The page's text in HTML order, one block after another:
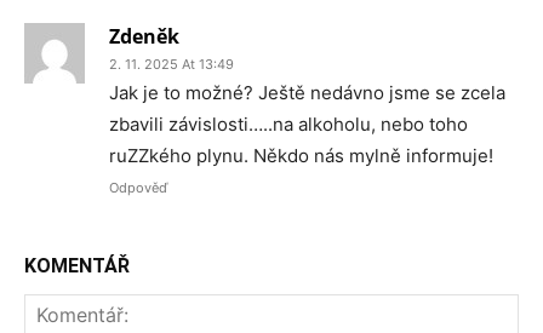
Zdeněk
2. 11. 2025 At 13:49
Jak je to možné? Ještě nedávno jsme se zcela
zbavili závislosti…..na alkoholu, nebo toho
ruZZkého plynu. Někdo nás mylně informuje!
Odpověď
KOMENTÁŘ